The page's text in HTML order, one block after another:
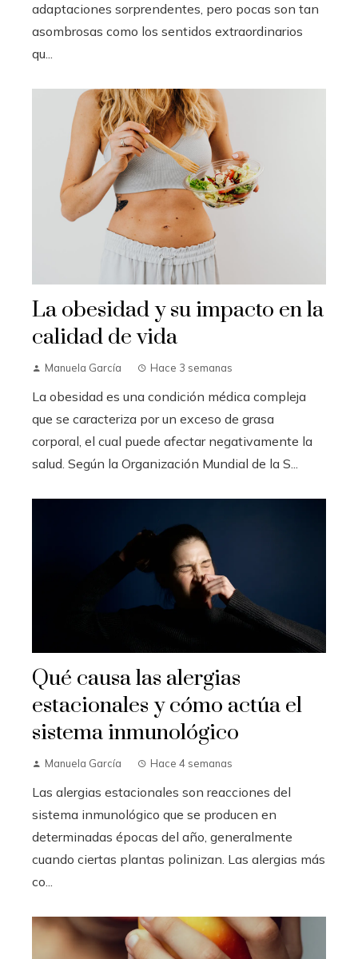
adaptaciones sorprendentes, pero pocas son tan
asombrosas como los sentidos extraordinarios
qu...
La obesidad y su impacto en la
calidad de vida
Manuela García Hace 3 semanas
La obesidad es una condición médica compleja
que se caracteriza por un exceso de grasa
corporal, el cual puede afectar negativamente la
salud. Según la Organización Mundial de la S...
Qué causa las alergias
estacionales y cómo actúa el
sistema inmunológico
Manuela García Hace 4 semanas
Las alergias estacionales son reacciones del
sistema inmunológico que se producen en
determinadas épocas del año, generalmente
cuando ciertas plantas polinizan. Las alergias más
co...